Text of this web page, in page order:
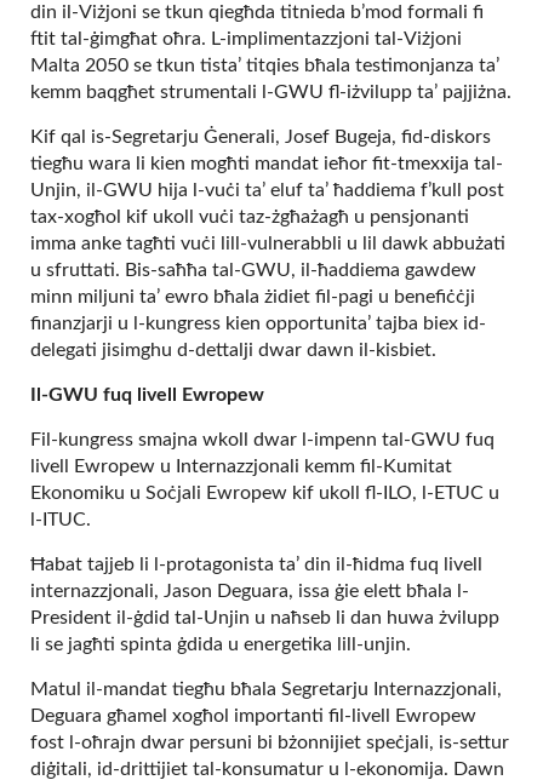
din il-Viżjoni se tkun qiegħda titnieda b’mod formali fi
ftit tal-ġimgħat oħra. L-implimentazzjoni tal-Viżjoni
Malta 2050 se tkun tista’ titqies bħala testimonjanza ta’
kemm baqgħet strumentali l-GWU fl-iżvilupp ta’ pajjiżna.
Kif qal is-Segretarju Ġenerali, Josef Bugeja, fid-diskors
tiegħu wara li kien mogħti mandat ieħor fit-tmexxija tal-
Unjin, il-GWU hija l-vuċi ta’ eluf ta’ ħaddiema f’kull post
tax-xogħol kif ukoll vuċi taz-żgħażagħ u pensjonanti
imma anke tagħti vuċi lill-vulnerabbli u lil dawk abbużati
u sfruttati. Bis-saħħa tal-GWU, il-ħaddiema gawdew
minn miljuni ta’ ewro bħala żidiet fil-pagi u benefiċċji
finanzjarji u l-kungress kien opportunita’ tajba biex id-
delegati jisimghu d-dettalji dwar dawn il-kisbiet.
Il-GWU fuq livell Ewropew
Fil-kungress smajna wkoll dwar l-impenn tal-GWU fuq
livell Ewropew u Internazzjonali kemm fil-Kumitat
Ekonomiku u Soċjali Ewropew kif ukoll fl-ILO, l-ETUC u
l-ITUC.
Ħabat tajjeb li l-protagonista ta’ din il-ħidma fuq livell
internazzjonali, Jason Deguara, issa ġie elett bħala l-
President il-ġdid tal-Unjin u naħseb li dan huwa żvilupp
li se jagħti spinta ġdida u energetika lill-unjin.
Matul il-mandat tiegħu bħala Segretarju Internazzjonali,
Deguara għamel xogħol importanti fil-livell Ewropew
fost l-oħrajn dwar persuni bi bżonnijiet speċjali, is-settur
diġitali, id-drittijiet tal-konsumatur u l-ekonomija. Dawn